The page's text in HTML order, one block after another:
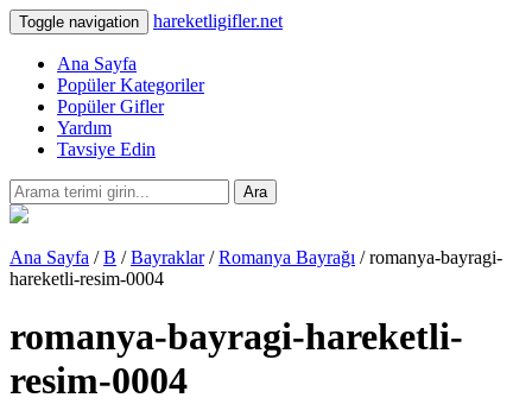
Toggle navigation hareketligifler.net
Ana Sayfa
Popüler Kategoriler
Popüler Gifler
Yardım
Tavsiye Edin
Ara
Ana Sayfa /B /Bayraklar/Romanya Bayrağı / romanya-bayragi-
hareketli-resim-0004
romanya-bayragi-hareketli-
resim-0004